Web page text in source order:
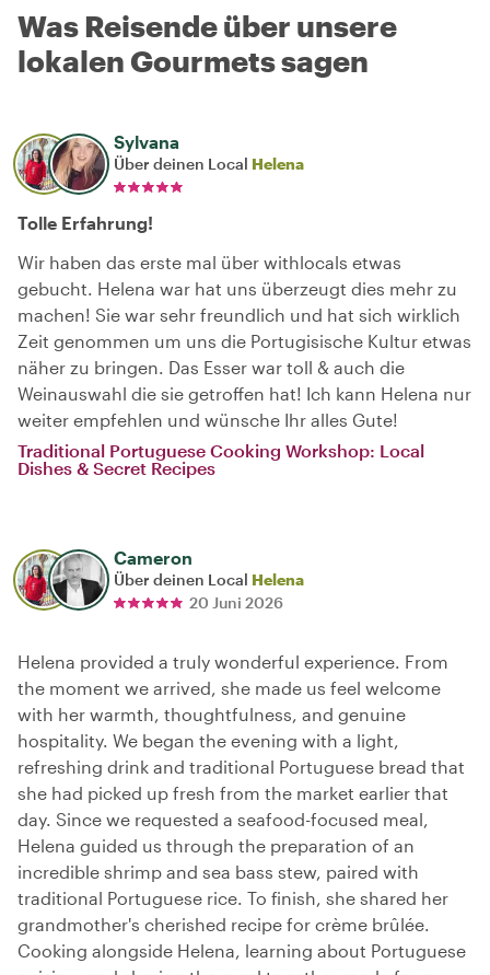
Was Reisende über unsere
lokalen Gourmets sagen
Sylvana
Über deinen Local Helena
Tolle Erfahrung!
Wir haben das erste mal über withlocals etwas
gebucht. Helena war hat uns überzeugt dies mehr zu
machen! Sie war sehr freundlich und hat sich wirklich
Zeit genommen um uns die Portugisische Kultur etwas
näher zu bringen. Das Esser war toll & auch die
Weinauswahl die sie getroffen hat! Ich kann Helena nur
weiter empfehlen und wünsche Ihr alles Gute!
Traditional Portuguese Cooking Workshop: Local
Dishes & Secret Recipes
Cameron
Über deinen Local Helena
20 Juni 2026
Helena provided a truly wonderful experience. From
the moment we arrived, she made us feel welcome
with her warmth, thoughtfulness, and genuine
hospitality. We began the evening with a light,
refreshing drink and traditional Portuguese bread that
she had picked up fresh from the market earlier that
day. Since we requested a seafood-focused meal,
Helena guided us through the preparation of an
incredible shrimp and sea bass stew, paired with
traditional Portuguese rice. To finish, she shared her
grandmother's cherished recipe for crème brûlée.
Cooking alongside Helena, learning about Portuguese